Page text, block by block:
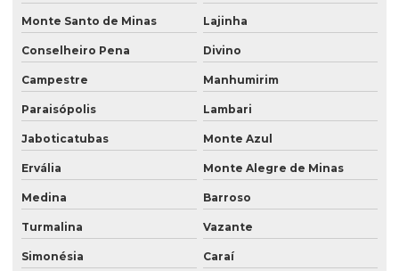
Monte Santo de Minas Lajinha
Conselheiro Pena Divino
Campestre Manhumirim
Paraisópolis Lambari
Jaboticatubas Monte Azul
Ervália Monte Alegre de Minas
Medina Barroso
Turmalina Vazante
Simonésia Caraí